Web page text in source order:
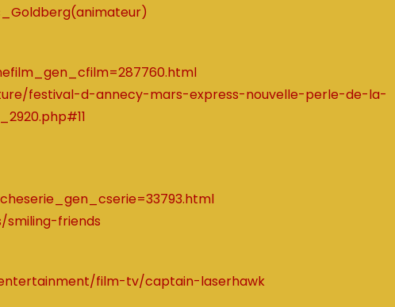
festival-d-annecy-mars-express-nouvelle-perle-de-la-
smiling-friends
film-tv/captain-laserhawk